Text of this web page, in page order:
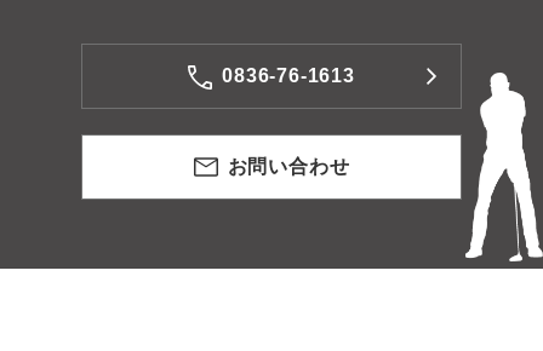
0836-76-1613
お問い合わせ